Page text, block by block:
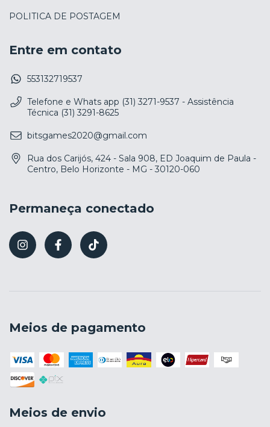
POLITICA DE POSTAGEM
Entre em contato
553132719537
Telefone e Whats app (31) 3271-9537 - Assistência
Técnica (31) 3291-8625
bitsgames2020@gmail.com
Rua dos Carijós, 424 - Sala 908, ED Joaquim de Paula -
Centro, Belo Horizonte - MG - 30120-060
Permaneça conectado
Meios de pagamento
Meios de envio